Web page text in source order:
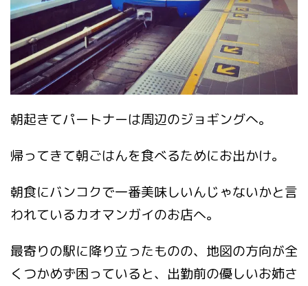
朝起きてパートナーは周辺のジョギングへ。
帰ってきて朝ごはんを食べるためにお出かけ。
朝食にバンコクで一番美味しいんじゃないかと言
われているカオマンガイのお店へ。
最寄りの駅に降り立ったものの、地図の方向が全
くつかめず困っていると、出勤前の優しいお姉さ